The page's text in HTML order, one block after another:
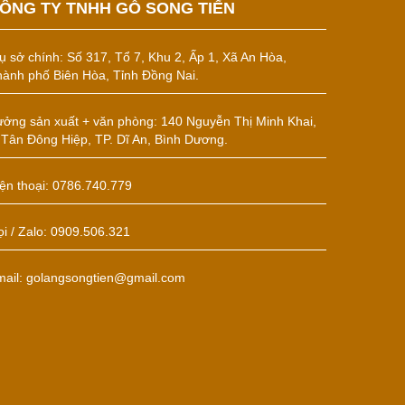
TY TNHH GỖ SONG TIẾN
sở chính: Số 317, Tổ 7, Khu 2, Ấp 1, Xã An Hòa,
phố Biên Hòa, Tỉnh Đồng Nai.
sản xuất + văn phòng: 140 Nguyễn Thị Minh Khai,
Tân Đông Hiệp, TP. Dĩ An, Bình Dương.
thoại: 0786.740.779
/ Zalo: 0909.506.321
golangsongtien@gmail.com